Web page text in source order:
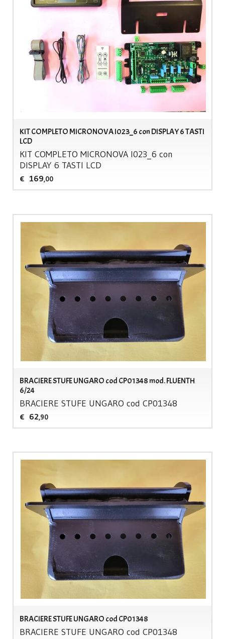
KIT COMPLETO MICRONOVA I023_6 con DISPLAY 6 TASTI
LCD
KIT COMPLETO MICRONOVAI023_6 con
DISPLAY6 TASTI LCD
€ 169,00
BRACIERE STUFE UNGARO cod CP01348 mod. FLUENTH
6/24
BRACIERE STUFE UNGARO cod CP01348
€ 62,90
BRACIERE STUFE UNGARO cod CP01348
BRACIERE STUFE UNGARO cod CP01348